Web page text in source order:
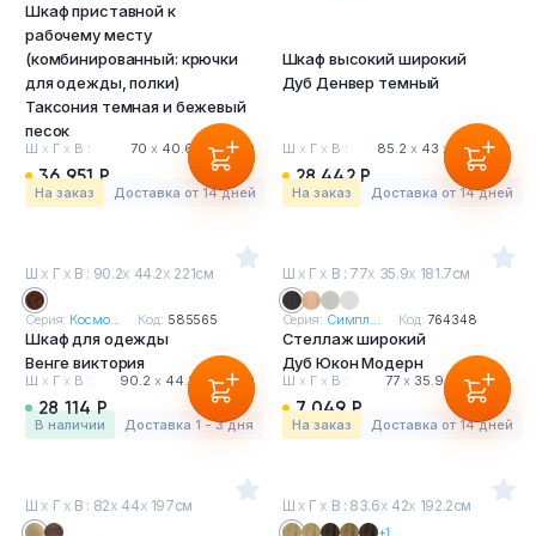
Шкаф приставной к
рабочему месту
(комбинированный: крючки
для одежды, полки)
Таксония темная и бежевый
песок
Ш х Г х В : 70 х40.6 160 см
36 951 Р
На заказ Доставка от 14 дней
Шкаф высокий широкий
Дуб Денвер темный
Ш х Г х В : 85.2 х 43 х 196.7 см
28 442 Р
На заказ Доставка от 14 дней
Ш х Г х В : 90.2х 44.2х 221см
Серия: Космо... Код: 585565
Шкаф для одежды
Венге виктория
Ш х Г х В : 90.2 х44.2 221 см
28 114 Р
в наличии Доставка 1 - 3 дня
Ш х Г х В : 77х 35.9х 181.7см
Серия: Симпл... Код: 764348
Стеллаж широкий
Дуб Юкон Модерн
Ш х Г х В : 77 х 35.9 181.7 см
7 049 Р
На заказ Доставка от 14 дней
Ш х Г х В : 82х 44х 197см Ш х Г х В : 83.6х 42х 192.2см
+1